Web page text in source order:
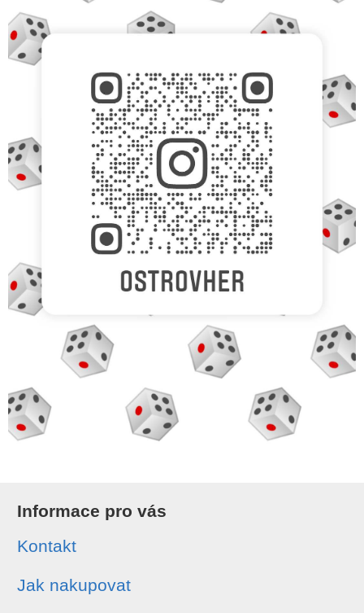
Informace pro vás
Kontakt
Jak nakupovat